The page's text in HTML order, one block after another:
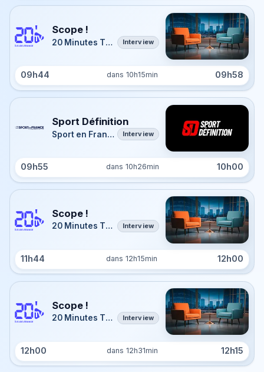
Scope !
20 Minutes TV Île-de-France Interview
09h44 dans 10h15min 09h58
Sport Définition
Sport en France Interview
09h55 dans 10h26min 10h00
Scope !
20 Minutes TV Île-de-France Interview
11h44 dans 12h15min 12h00
Scope !
20 Minutes TV Île-de-France Interview
12h00 dans 12h31min 12h15